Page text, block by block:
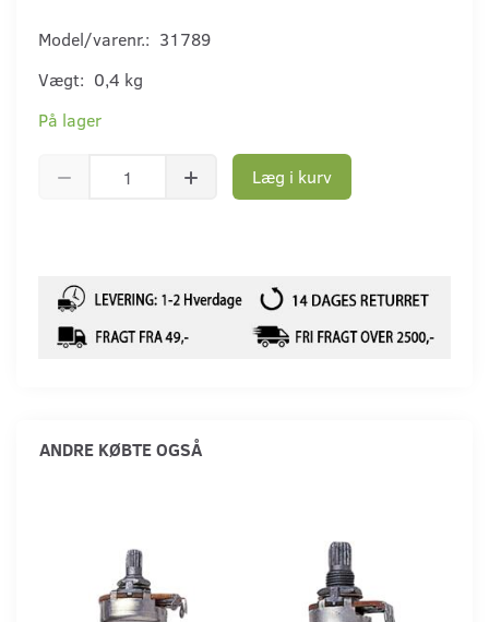
Model/varenr.: 31789
Vægt: 0,4 kg
På lager
Læg i kurv
ANDRE KØBTE OGSÅ